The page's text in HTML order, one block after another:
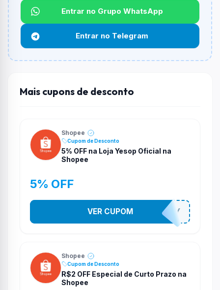
Funciona em qualquer produto?
Não necessariamente. Depende de itens participantes
e alguns vendedores ou produtos especificos podem
não aceitar cupons.
Entrar no Grupo WhatsApp
Entrar no Telegram
Mais cupons de desconto
Shopee
Cupom de Desconto
5% OFF na Loja Yesop Oficial na
Shopee
5% OFF
YESO274Y
VER CUPOM
Shopee
Cupom de Desconto
R$2 OFF Especial de Curto Prazo na
Shopee